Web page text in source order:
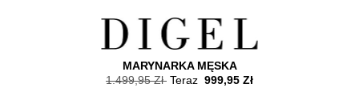
MARYNARKA MĘSKA
1.499,95 Zł Teraz 999,95 Zł